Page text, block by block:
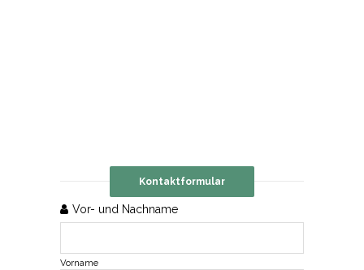
Kontaktformular
Vor- und Nachname
Vorname